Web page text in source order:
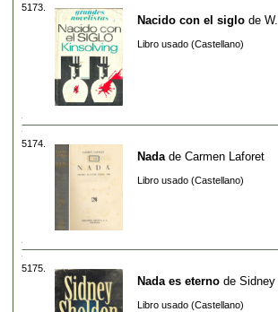
5173.
Nacido con el siglo de
Libro usado (Castellano)
5174.
Nada de Carmen Laforet
Libro usado (Castellano)
5175.
Nada es eterno de Sidney
Libro usado (Castellano)